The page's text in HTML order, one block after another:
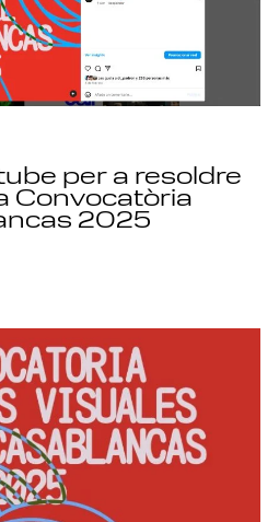
per a resoldre
Convocatòria
2025